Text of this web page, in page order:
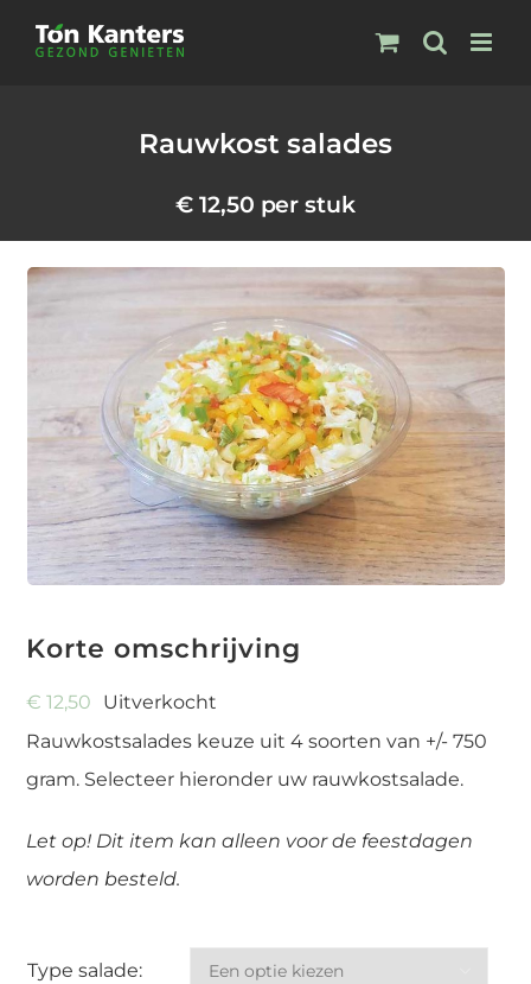
naar
Rauwkost salades
€12,50 per stuk
Korte omschrijving
€ 12,50
Uitverkocht
Rauwkostsalades keuze uit 4 soorten van +/- 750
gram. Selecteer hieronder uw rauwkostsalade.
Let op! Dit item kan alleen voor de feestdagen
worden besteld.
Type salade: